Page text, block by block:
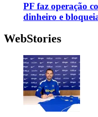
PF faz operação
dinheiro e
WebStories